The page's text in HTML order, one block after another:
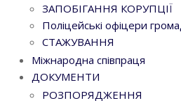
ЗАПОБІГАННЯ КОРУПЦІЇ
Поліцейські офіцери
СТАЖУВАННЯ
Міжнародна співпраця
ДОКУМЕНТИ
РОЗПОРЯДЖЕННЯ